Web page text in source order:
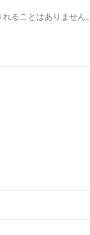
ることはありません。